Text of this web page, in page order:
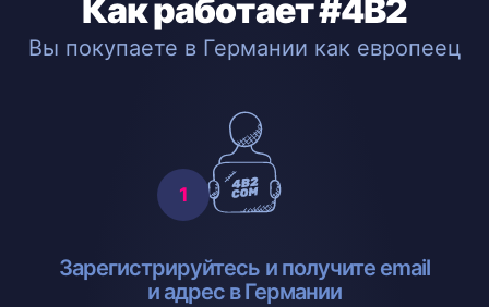
Как работает #4B2
Вы покупаете в Германии как европеец
Зарегистрируйтесь и получите email
и адрес в Германии